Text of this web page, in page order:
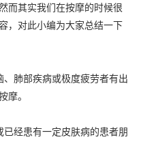
而其实我们在按摩的时候很
，对此小编为大家总结一下
肺部疾病或极度疲劳者有出
摩。
经患有一定皮肤病的患者朋